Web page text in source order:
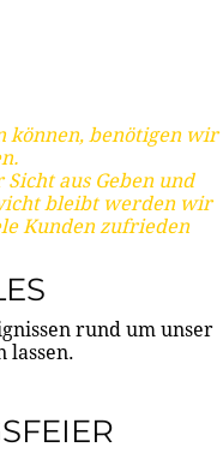
können, benötigen wir
aus Geben und
bleibt werden wir
Kunden zufrieden
rund um unser
lassen.